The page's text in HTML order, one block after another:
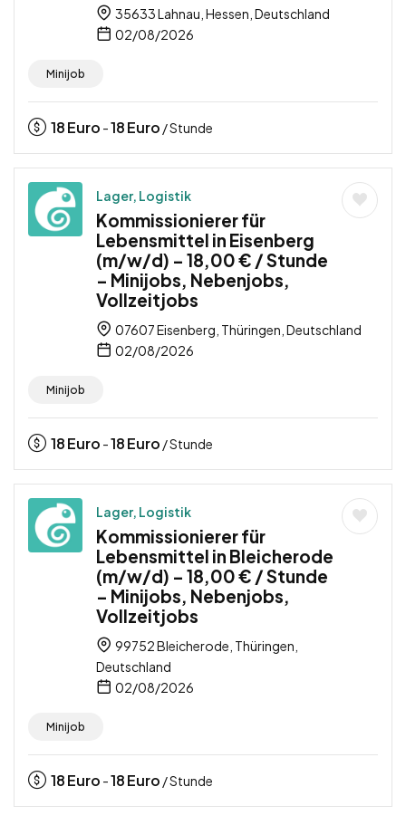
35633 Lahnau, Hessen, Deutschland
02/08/2026
Minijob
18Euro -18Euro / Stunde
Lager, Logistik
Kommissionierer für
Lebensmittel in Eisenberg
(m/w/d) – 18,00 € / Stunde
– Minijobs, Nebenjobs,
Vollzeitjobs
07607 Eisenberg, Thüringen, Deutschland
02/08/2026
Minijob
18Euro -18Euro / Stunde
Lager, Logistik
Kommissionierer für
Lebensmittel in Bleicherode
(m/w/d) – 18,00 € / Stunde
– Minijobs, Nebenjobs,
Vollzeitjobs
99752 Bleicherode, Thüringen,
Deutschland
02/08/2026
Minijob
18Euro -18Euro / Stunde